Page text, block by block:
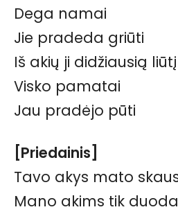
Dega namai
Jie pradeda griūti
Iš akių ji didžiausią liūtį
Visko pamatai
Jau pradėjo pūti
[Priedainis]
Tavo akys mato
Mano akims tik